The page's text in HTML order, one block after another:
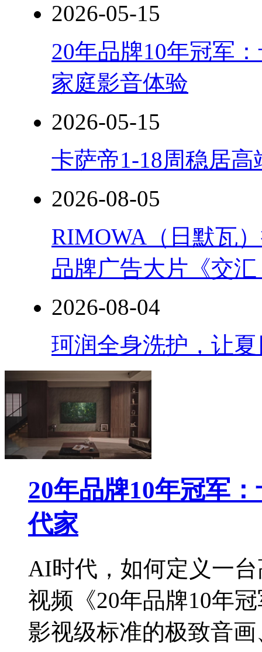
2026-05-15
20年品牌10年冠军
家庭影音体验
2026-05-15
卡萨帝1-18周稳居
2026-08-05
RIMOWA（日默瓦
品牌广告大片《交
2026-08-04
珂润全身洗护，让
20年品牌10年冠军
代家
AI时代，如何定义一
视频《20年品牌10年
影视级标准的极致音画